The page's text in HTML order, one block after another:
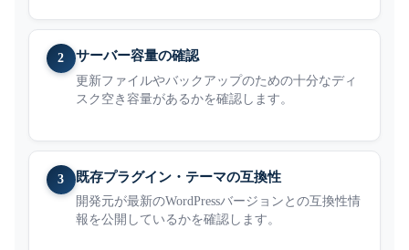
2 サーバー容量の確認
更新ファイルやバックアップのための十分なディ
スク空き容量があるかを確認します。
3 既存プラグイン・テーマの互換性
開発元が最新のWordPressバージョンとの互換性情
報を公開しているかを確認します。